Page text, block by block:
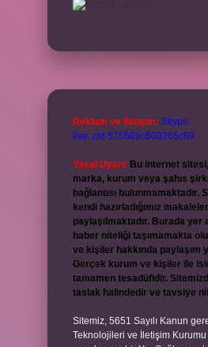
Reklam ve İletişim: Skype:
live:.cid.575569c608265c69
Yasal Uyarı: Bu internet
marka, kurum veya şahıs
bağlantısı bulunmamaktadır.
kendi hazırladığımız makaleler
paylaşılmaktadır. Burada yer
haber niteliği taşımamakta
ve kişiler hakkında paylaşım
Gerçek kurum ve kişiler ile
tamamen tesadüfidir.
taslak halindedir ve tavsiye
Sitemiz, 5651 Sayılı Kanun
Teknolojileri ve İletişim Kurumu